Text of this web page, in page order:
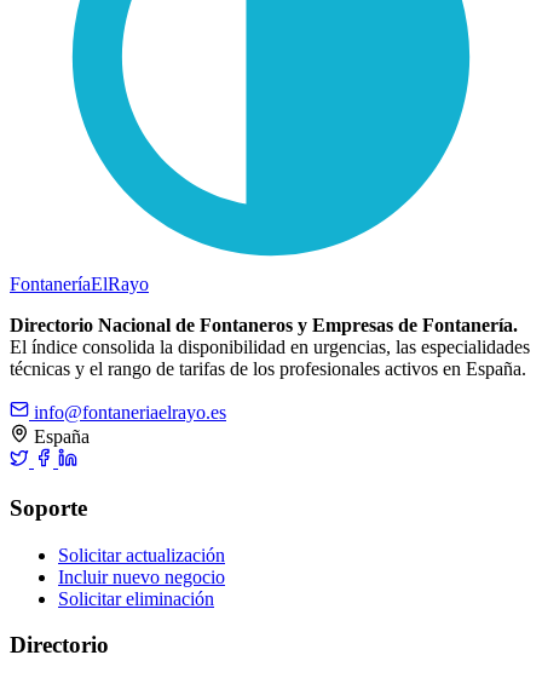
FontaneríaElRayo
Directorio Nacional de Fontaneros y Empresas de Fontanería.
El índice consolida la disponibilidad en urgencias, las especialidades
técnicas y el rango de tarifas de los profesionales activos en España.
info@fontaneriaelrayo.es
España
Soporte
Solicitar actualización
Incluir nuevo negocio
Solicitar eliminación
Directorio